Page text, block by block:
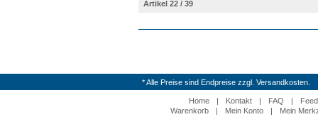
Artikel 22 / 39
* Alle Preise sind Endpreise zzgl. Versandkosten.
Home | Kontakt | FAQ |
Warenkorb
| Mein Konto | Mein